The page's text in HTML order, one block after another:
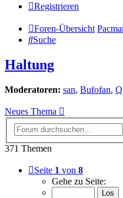
Registrieren
Foren-Übersicht
Suche
Haltung
Moderatoren: san, Bufofan,
Neues Thema
371 Themen
Seite 1 von 8
Gehe zu Seite: